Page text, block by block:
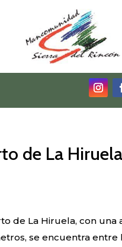
de La Hiruela
de La Hiruela, con una
se encuentra entre